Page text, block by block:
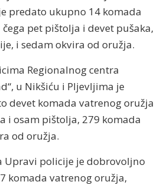
predato ukupno 14 komada
pet pištolja i devet pušaka,
i sedam okvira od oružja.
Regionalnog centra
u Nikšiću i Pljevljima je
devet komada vatrenog oružja
i osam pištolja, 279 komada
od oružja.
Upravi policije je dobrovoljno
komada vatrenog oružja,